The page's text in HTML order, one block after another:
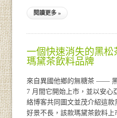
閱讀更多 »
一個快速消失的黑松
瑪黛茶飲料品牌
來自異國他鄉的無糖茶 ——
7 月間它開始上市，並以安心
絡博客共同圖文並茂介紹這
好景不長，該款瑪黛茶飲料上